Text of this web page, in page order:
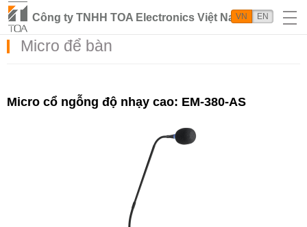
Công ty TNHH TOA Electronics Việt Nam
VN EN
Micro để bàn
Micro cổ ngỗng độ nhạy cao: EM-380-AS